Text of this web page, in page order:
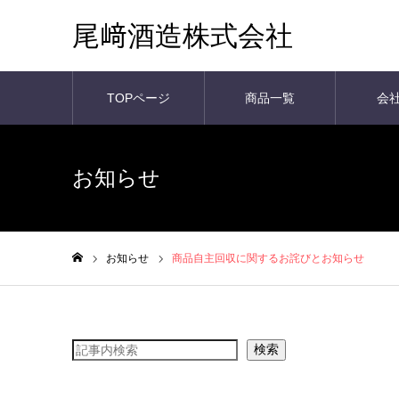
尾﨑酒造株式会社
TOPページ 商品一覧 会
お知らせ
お知らせ 商品自主回収に関するお詫びとお知らせ
検索